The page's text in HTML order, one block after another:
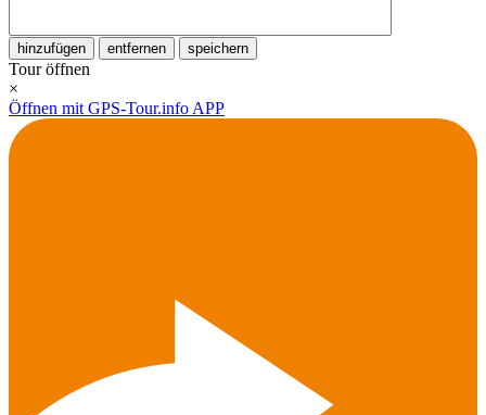
hinzufügen entfernen speichern
Tour öffnen
×
Öffnen mit GPS-Tour.info APP